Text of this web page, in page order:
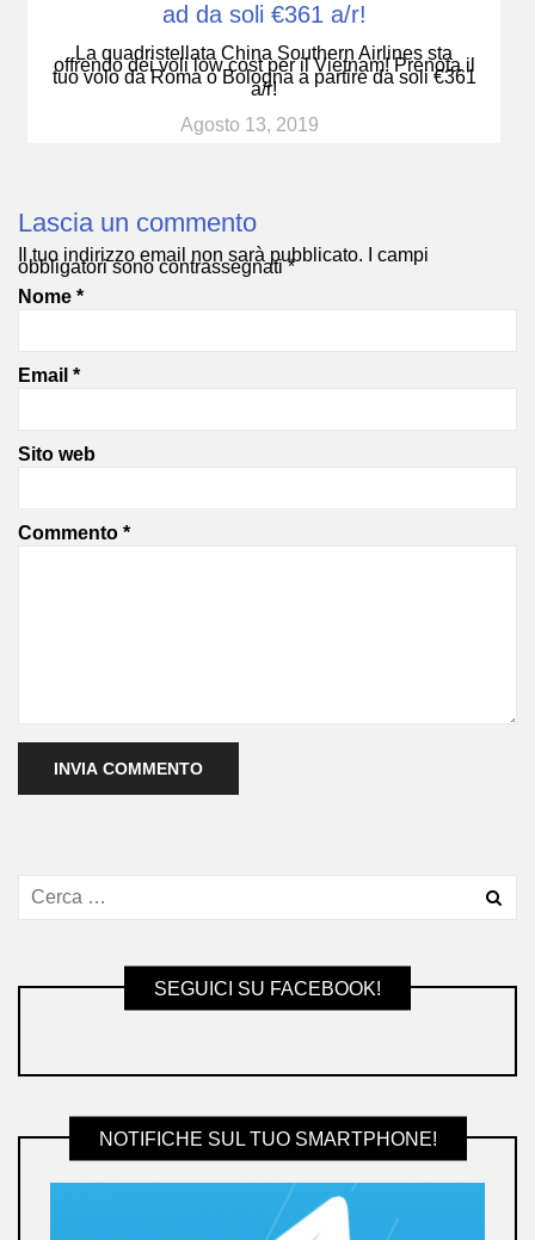
ad da soli €361 a/r!
La quadristellata China Southern Airlines sta
offrendo dei voli low cost per il Vietnam! Prenota il
tuo volo da Roma o Bologna a partire da soli €361
a/r!
Agosto 13, 2019
Lascia un commento
Il tuo indirizzo email non sarà pubblicato. I campi
obbligatori sono contrassegnati*
Nome *
Email *
Sito web
Commento *
SEGUICI SU FACEBOOK!
NOTIFICHE SUL TUO SMARTPHONE!